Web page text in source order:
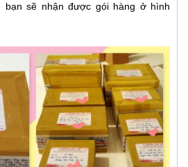
bạn sẽ nhận được gói hàng ở hình